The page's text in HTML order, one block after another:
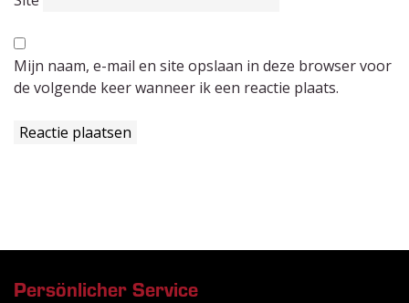
Mijn naam, e-mail en site opslaan in deze browser voor
de volgende keer wanneer ik een reactie plaats.
Persönlicher Service